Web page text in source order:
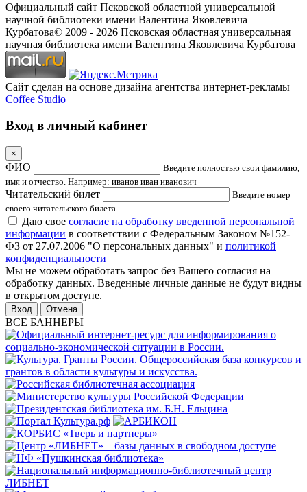
Официальный сайт Псковской областной универсальной
научной библиотеки имени Валентина Яковлевича
Курбатова© 2009 - 2026 Псковская областная универсальная
научная библиотека имени Валентина Яковлевича Курбатова
Сайт сделан на основе дизайна агентства интернет-рекламы
Coffee Studio
Вход в личный кабинет
×
ФИО
Введите полностью свои фамилию,
имя и отчество. Например: иванов иван иванович
Читательский билет
Введите номер
своего читательского билета.
Даю свое согласие на обработку введенной персональной
информации в соответствии с Федеральным Законом №152-
ФЗ от 27.07.2006 "О персональных данных" и политикой
конфиденциальности
Мы не можем обработать запрос без Вашего согласия на
обработку данных. Введенные личные данные не будут видны
в открытом доступе.
Отмена
ВСЕ БАННЕРЫ